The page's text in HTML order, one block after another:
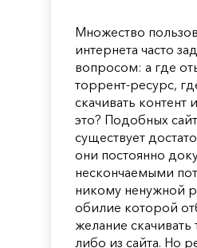
Множество
интернета часто
вопросом: а где
торрент-ресурс,
скачивать контент
это? Подобных
существует
они постоянно
нескончаемыми
никому ненужной
обилие которой
желание скачивать
либо из сайта. Но